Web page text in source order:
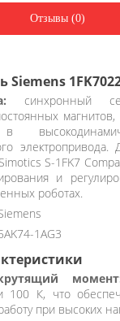
Отзывы (0)
Siemens
синхронный
электропривода.
S-1FK7
и
роботах.
1AG3
100 К, что
при высоких